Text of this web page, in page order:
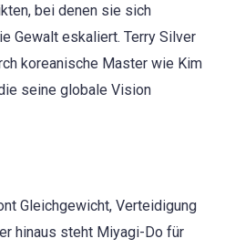
bei denen sie sich
Gewalt eskaliert. Terry Silver
koreanische Master wie Kim
seine globale Vision
Gleichgewicht, Verteidigung
hinaus steht Miyagi-Do für